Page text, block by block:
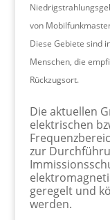
von
Diese Gebiete sind
Menschen, die
Rückzugsort.
Die aktuellen
elektrischen
zur
geregelt und
werden.